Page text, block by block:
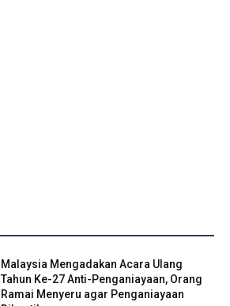
Malaysia Mengadakan Acara Ulang
Tahun Ke-27 Anti-Penganiayaan, Orang
Ramai Menyeru agar Penganiayaan